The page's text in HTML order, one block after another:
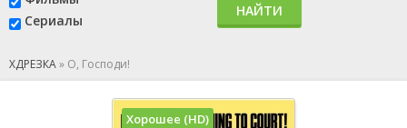
Сериалы
НАЙТИ
ХДРЕЗКА» О, Господи!
Хорошее (HD)